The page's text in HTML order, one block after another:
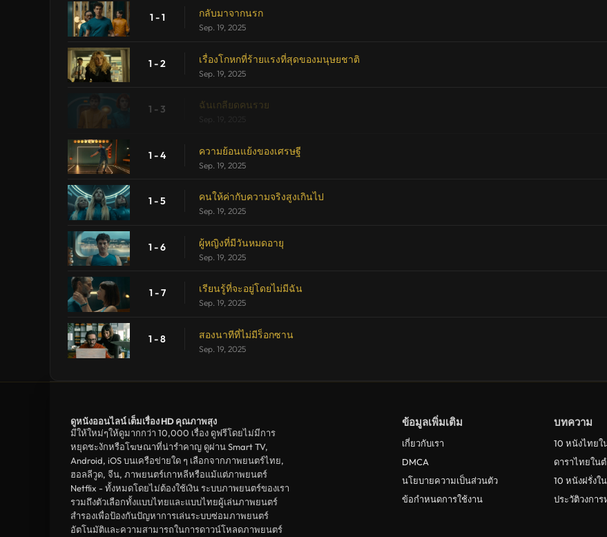
1 - 1 กลับมาจากนรก
Sep. 19, 2025
1 - 2 เรื่องโกหกที่ร้ายแรงที่สุดของมนุษยชาติ
Sep. 19, 2025
1 - 3 ฉันเกลียดคนรวย
1 - 4 ความย้อนแย้งของเศรษฐี
Sep. 19, 2025
1 - 5 คนให้ค่ากับความจริงสูงเกินไป
Sep. 19, 2025
1 - 6 ผู้หญิงที่มีวันหมดอายุ
Sep. 19, 2025
1 - 7 เรียนรู้ที่จะอยู่โดยไม่มีฉัน
Sep. 19, 2025
1 - 8 สองนาทีที่ไม่มีร็อกซาน
Sep. 19, 2025
ข้อมูลเพิ่มเติม
เกี่ยวกับเรา
DMCA
นโยบายความเป็นส่วนตัว
ข้อกำหนดการใช้งาน
บทความ
10 หนังไทยใ
ดาราไทยใน
10 หนังฝรั่งใ
ประวัติวงกา
ดูหนังออนไลน์ เต็มเรื่อง HD คุณภาพสุง
มีให้ใหม่ๆให้ดูมากกว่า 10,000 เรื่อง ดูฟรีโดยไม่มีการ
หยุดชะงักหรือโฆษณาที่น่ารำคาญ ดูผ่าน Smart TV,
Android, iOS บนเครือข่ายใด ๆ เลือกจากภาพยนตร์ไทย,
ฮอลลีวูด, จีน, ภาพยนตร์เกาหลีหรือแม้แต่ภาพยนตร์
Netflix - ทั้งหมดโดยไม่ต้องใช้เงิน ระบบภาพยนตร์ของเรา
รวมถึงตัวเลือกทั้งแบบไทยและแบบไทยผู้เล่นภาพยนตร์
สำรองเพื่อป้องกันปัญหาการเล่นระบบซ่อมภาพยนตร์
อัตโนมัติและความสามารถในการดาวน์โหลดภาพยนตร์